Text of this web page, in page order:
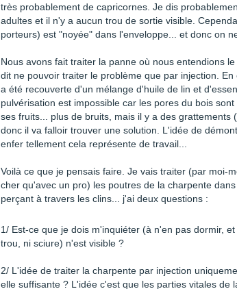
très probablement de capricornes. Je dis
adultes et il n'y a aucun trou de sortie visible.
porteurs) est "noyée" dans l'enveloppe... et donc on
Nous avons fait traiter la panne où nous entendions
dit ne pouvoir traiter le problème que par injection.
a été recouverte d'un mélange d'huile de lin et
pulvérisation est impossible car les pores du bois
ses fruits... plus de bruits, mais il y a des
donc il va falloir trouver une solution. L'idée de
enfer tellement cela représente de travail...
Voilà ce que je pensais faire. Je vais traiter (par moi-
cher qu'avec un pro) les poutres de la charpente
perçant à travers les clins... j'ai deux questions :
1/ Est-ce que je dois m'inquiéter (à n'en pas dormir,
trou, ni sciure) n'est visible ?
2/ L'idée de traiter la charpente par injection
elle suffisante ? L'idée c'est que les parties vitales de